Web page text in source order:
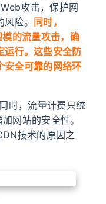
攻击，保护网
险。 同时，
的流量攻击，确
运行。这些安全防
安全可靠的网络环
时，流量计费只统
网站的安全性。
技术的原因之